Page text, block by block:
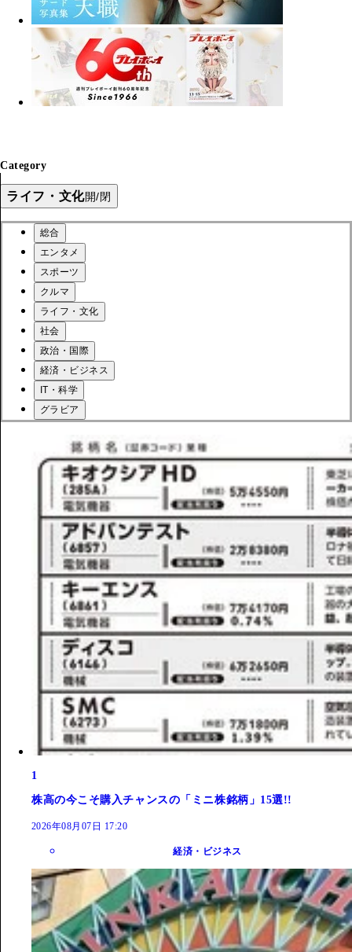
Category
ライフ・文化開/閉
総合
エンタメ
スポーツ
クルマ
ライフ・文化
社会
政治・国際
経済・ビジネス
IT・科学
グラビア
1
株高の今こそ購入チャンスの「ミニ株銘柄」15選!!
2026年08月07日 17:20
経済・ビジネス